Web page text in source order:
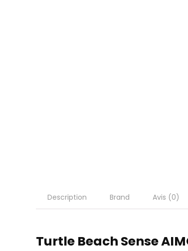
Description Brand Avis (0)
Turtle Beach Sense